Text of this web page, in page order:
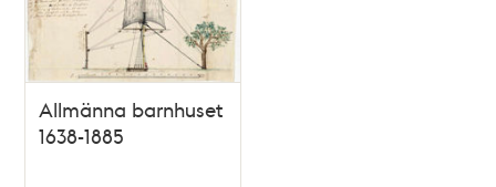
Allmänna barnhuset
1638-1885